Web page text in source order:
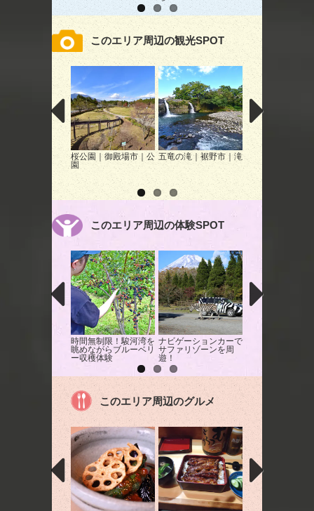
このエリア周辺の観光SPOT
桜公園｜御殿場市｜公
園
五竜の滝｜裾野市｜滝 梅の里｜裾野市
このエリア周辺の体験SPOT
時間無制限！駿河湾を
眺めながらブルーベリ
ー収穫体験
ナビゲーションカーで
サファリゾーンを周
遊！
このエリア周辺のグルメ